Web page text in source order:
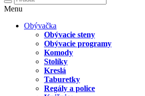
Menu
Obývačka
Obývacie steny
Obývacie programy
Komody
Stolíky
Kreslá
Taburetky
Regály a police